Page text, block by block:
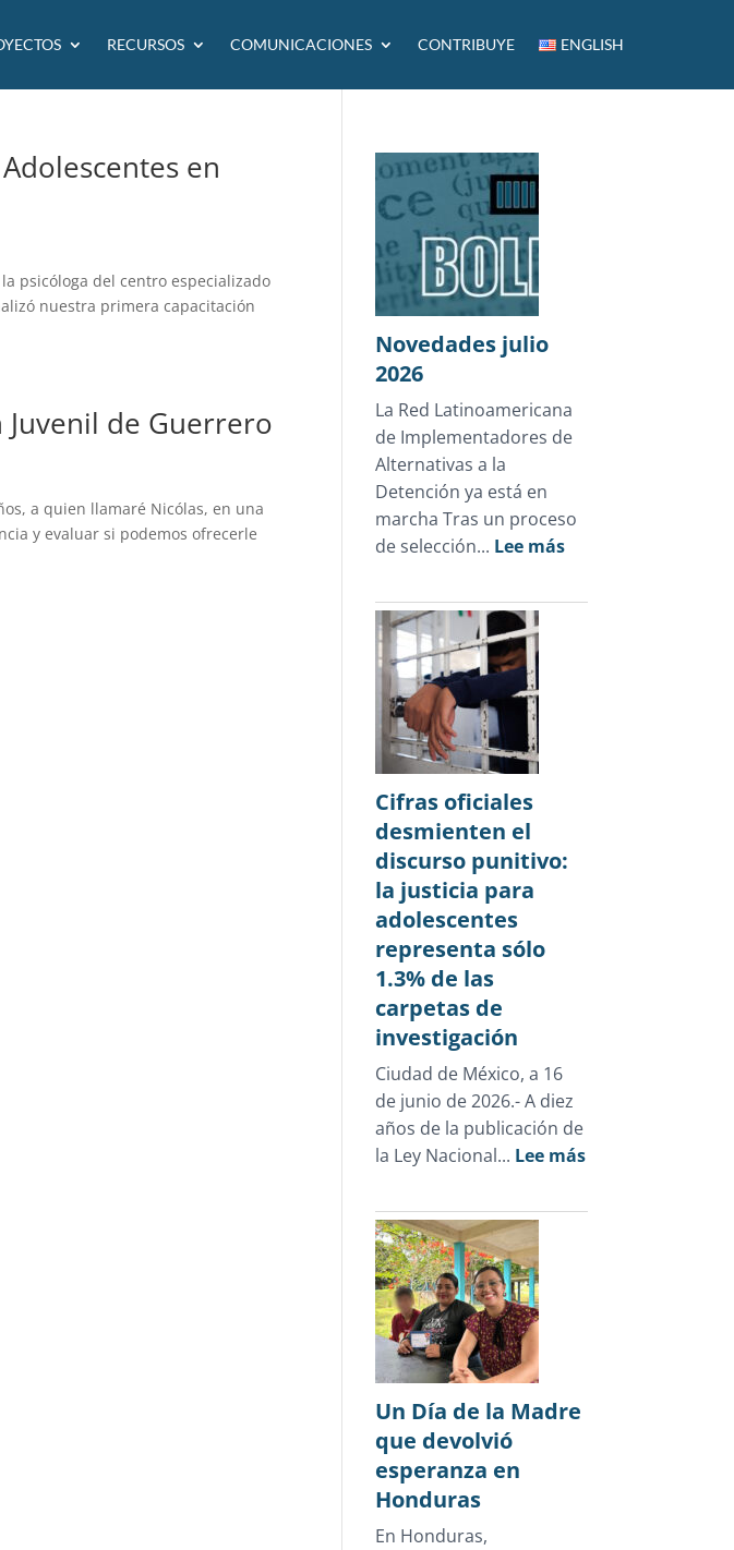
RECURSOS COMUNICACIONES CONTRIBUYE ENGLISH
en
psicóloga del centro especializado
nuestra primera capacitación
de Guerrero
a quien llamaré Nicólas, en una
y evaluar si podemos ofrecerle
Novedades julio
2026
La Red Latinoamericana
de Implementadores de
Alternativas a la
Detención ya está en
marcha Tras un proceso
de selección... Lee más:
julio
Cifras oficiales
desmienten el
discurso punitivo:
la justicia para
adolescentes
representa sólo
1.3% de las
carpetas de
investigación
Ciudad de México, a 16
de junio de 2026.- A diez
años de la publicación de
la Ley Nacional... Lee más:
oficiales
Un Día de la Madre
que devolvió
esperanza en
Honduras
En Honduras,